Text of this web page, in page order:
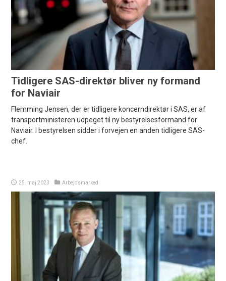
Tidligere SAS-direktør bliver ny formand
for Naviair
Flemming Jensen, der er tidligere koncerndirektør i SAS, er af
transportministeren udpeget til ny bestyrelsesformand for
Naviair. I bestyrelsen sidder i forvejen en anden tidligere SAS-
chef.
25. maj 2023 Arbejdsmarked